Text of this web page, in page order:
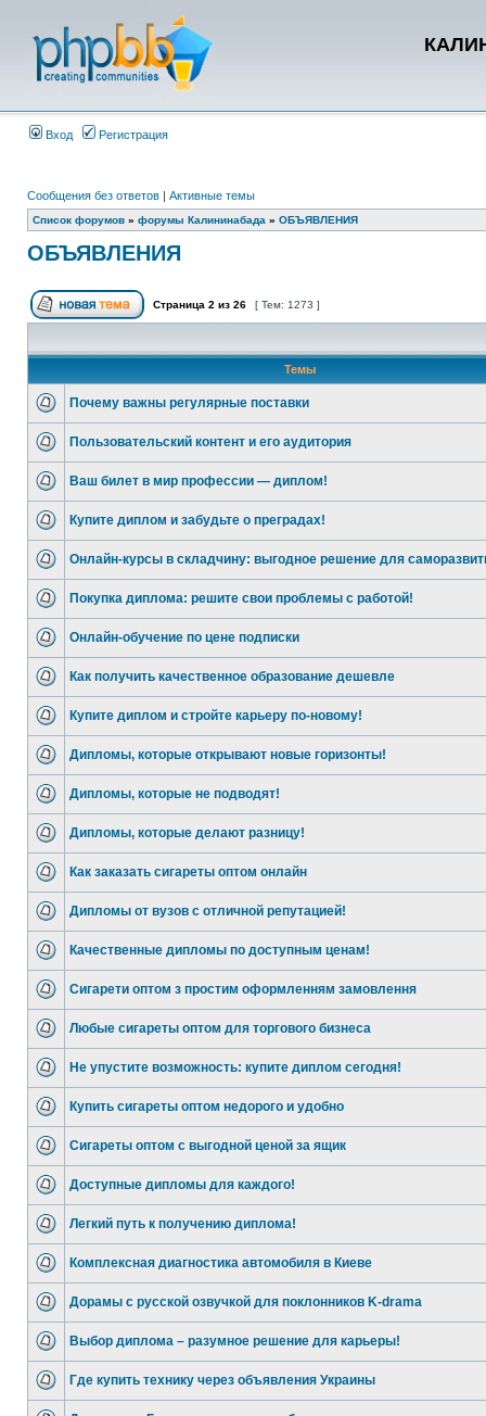
Вход Регистрация
Сообщения без ответов | Активные темы
Список форумов » форумы Калининабада » ОБЪЯВЛЕНИЯ
ОБЪЯВЛЕНИЯ
Страница 2 из 26 [ Тем: 1273 ]
Темы
Почему важны регулярные поставки
Пользовательский контент и его аудитория
Ваш билет в мир профессии — диплом!
Купите диплом и забудьте о преградах!
Онлайн-курсы в складчину: выгодное решение для
Покупка диплома: решите свои проблемы с работой!
Онлайн-обучение по цене подписки
Как получить качественное образование дешевле
Купите диплом и стройте карьеру по-новому!
Дипломы, которые открывают новые горизонты!
Дипломы, которые не подводят!
Дипломы, которые делают разницу!
Как заказать сигареты оптом онлайн
Дипломы от вузов с отличной репутацией!
Качественные дипломы по доступным ценам!
Сигарети оптом з простим оформленням замовлення
Любые сигареты оптом для торгового бизнеса
Не упустите возможность: купите диплом сегодня!
Купить сигареты оптом недорого и удобно
Сигареты оптом с выгодной ценой за ящик
Доступные дипломы для каждого!
Легкий путь к получению диплома!
Комплексная диагностика автомобиля в Киеве
Дорамы с русской озвучкой для поклонников K-drama
Выбор диплома – разумное решение для карьеры!
Где купить технику через объявления Украины